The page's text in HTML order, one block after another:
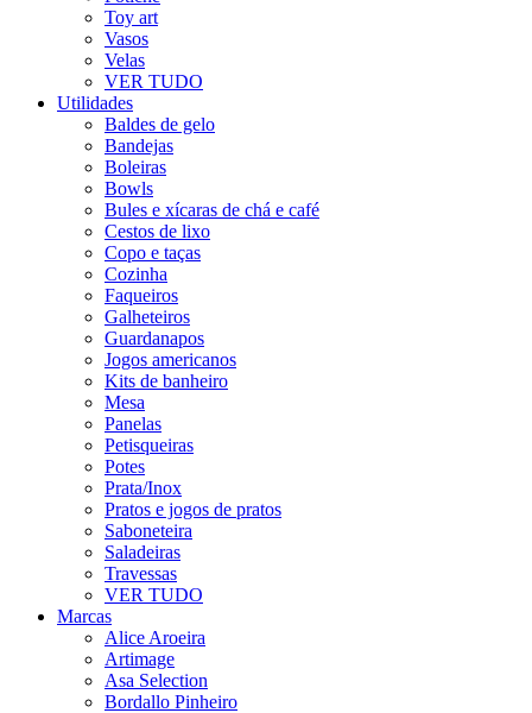
Toy art
Vasos
Velas
VER TUDO
Utilidades
Baldes de gelo
Bandejas
Boleiras
Bowls
Bules e xícaras de chá e café
Cestos de lixo
Copo e taças
Cozinha
Faqueiros
Galheteiros
Guardanapos
Jogos americanos
Kits de banheiro
Mesa
Panelas
Petisqueiras
Potes
Prata/Inox
Pratos e jogos de pratos
Saboneteira
Saladeiras
Travessas
VER TUDO
Marcas
Alice Aroeira
Artimage
Asa Selection
Bordallo Pinheiro